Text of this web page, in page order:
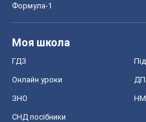
Формула-1
Моя школа
ГДЗ
Онлайн уроки
ЗНО
СНД посібники